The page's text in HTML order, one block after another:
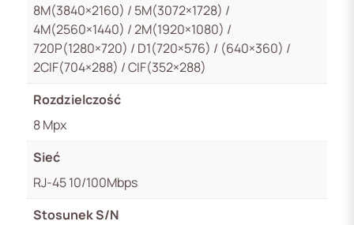
8M(3840×2160) / 5M(3072×1728) /
4M(2560×1440) / 2M(1920×1080) /
720P(1280×720) / D1(720×576) / (640×360) /
2CIF(704×288) / CIF(352×288)
Rozdzielczość
8 Mpx
Sieć
RJ-45 10/100Mbps
Stosunek S/N